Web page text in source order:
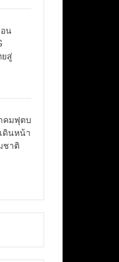
อน
ยสู่
คมฟุตบ
ดินหน้า
ชาติ